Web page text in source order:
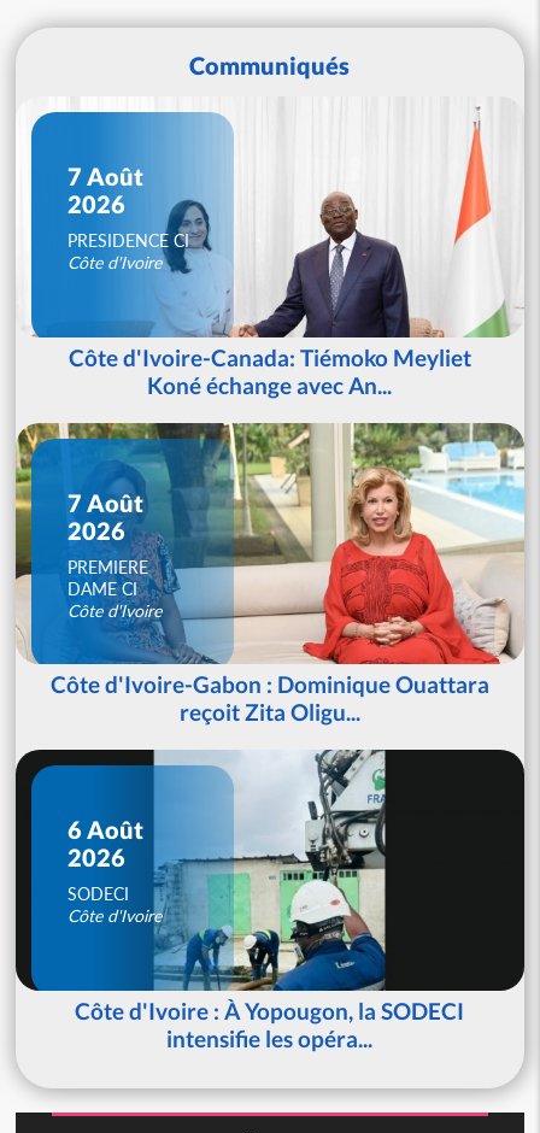
Communiqués
7 Août
2026
PRESIDENCE CI
Côte d'Ivoire
Côte d'Ivoire-Canada: Tiémoko Meyliet
Koné échange avec An...
7 Août
2026
PREMIERE
DAME CI
Côte d'Ivoire
Côte d'Ivoire-Gabon : Dominique Ouattara
reçoit Zita Oligu...
6 Août
2026
SODECI
Côte d'Ivoire
Côte d'Ivoire : À Yopougon, la SODECI
intensifie les opéra...